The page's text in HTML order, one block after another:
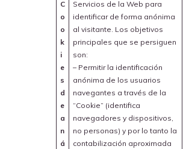
C
o
o
k
i
e
s
d
e
a
n
á
Servicios de la Web para
identificar de forma anónima
al visitante. Los objetivos
principales que se persiguen
son:
– Permitir la identificación
anónima de los usuarios
navegantes a través de la
“Cookie” (identifica
navegadores y dispositivos,
no personas) y por lo tanto la
contabilización aproximada